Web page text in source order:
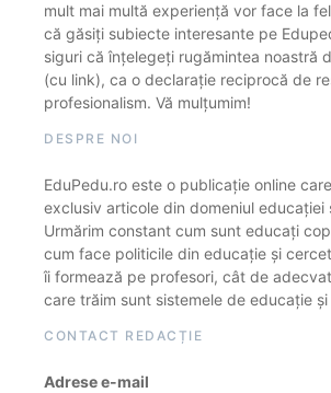
mult mai multă experiență vor face la
că găsiți subiecte interesante pe
siguri că înțelegeți rugămintea noastră
(cu link), ca o declarație reciprocă de
profesionalism. Vă mulțumim!
DESPRE NOI
EduPedu.ro este o publicație online
exclusiv articole din domeniul educației
Urmărim constant cum sunt educați
cum face politicile din educație și
îi formează pe profesori, cât de
care trăim sunt sistemele de educație
CONTACT REDACȚIE
Adrese e-mail